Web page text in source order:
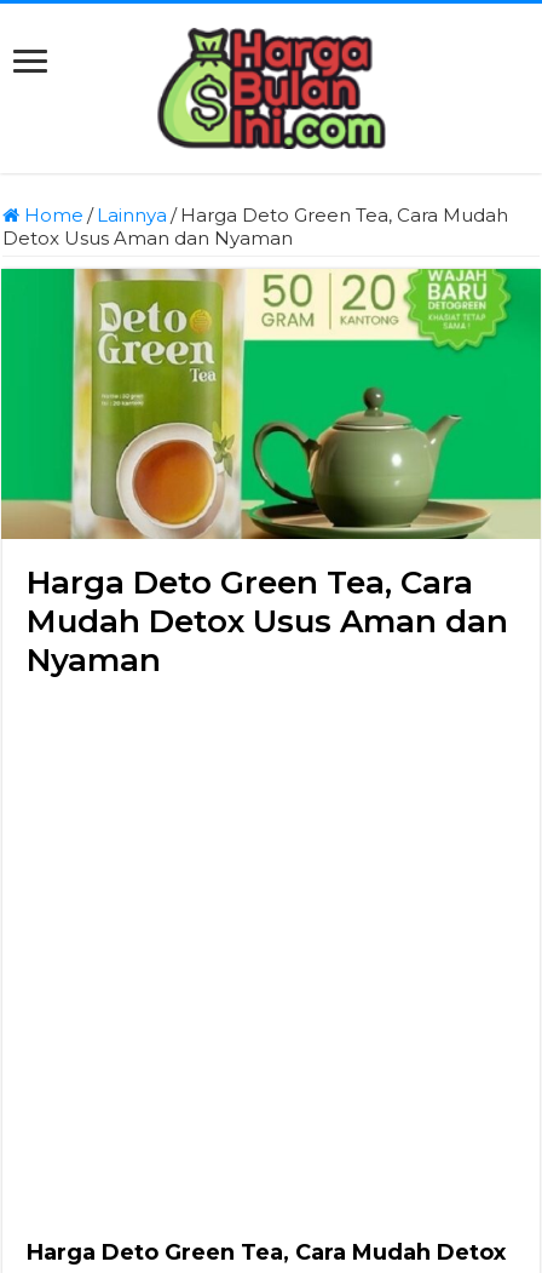
Home /Lainnya /Harga Deto Green Tea, Cara Mudah
Detox Usus Aman dan Nyaman
Harga Deto Green Tea, Cara
Mudah Detox Usus Aman dan
Nyaman
Harga Deto Green Tea, Cara Mudah Detox